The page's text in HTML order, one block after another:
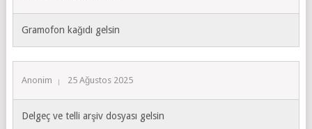
Gramofon kağıdı gelsin
Anonim 25 Ağustos 2025
Delgeç ve telli arşiv dosyası gelsin